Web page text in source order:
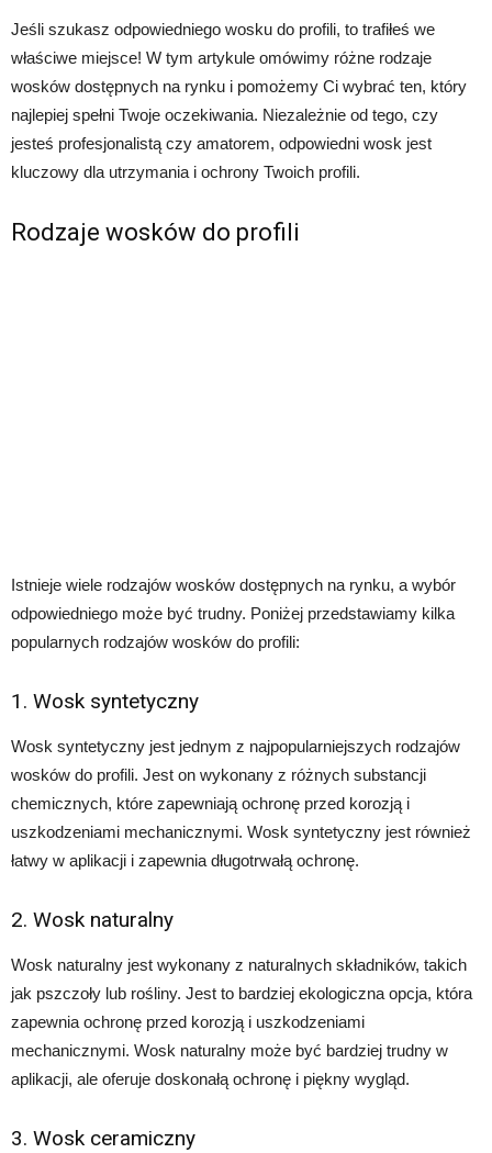
Jeśli szukasz odpowiedniego wosku do profili, to trafiłeś we
właściwe miejsce! W tym artykule omówimy różne rodzaje
wosków dostępnych na rynku i pomożemy Ci wybrać ten, który
najlepiej spełni Twoje oczekiwania. Niezależnie od tego, czy
jesteś profesjonalistą czy amatorem, odpowiedni wosk jest
kluczowy dla utrzymania i ochrony Twoich profili.
Rodzaje wosków do profili
Istnieje wiele rodzajów wosków dostępnych na rynku, a wybór
odpowiedniego może być trudny. Poniżej przedstawiamy kilka
popularnych rodzajów wosków do profili:
1. Wosk syntetyczny
Wosk syntetyczny jest jednym z najpopularniejszych rodzajów
wosków do profili. Jest on wykonany z różnych substancji
chemicznych, które zapewniają ochronę przed korozją i
uszkodzeniami mechanicznymi. Wosk syntetyczny jest również
łatwy w aplikacji i zapewnia długotrwałą ochronę.
2. Wosk naturalny
Wosk naturalny jest wykonany z naturalnych składników, takich
jak pszczoły lub rośliny. Jest to bardziej ekologiczna opcja, która
zapewnia ochronę przed korozją i uszkodzeniami
mechanicznymi. Wosk naturalny może być bardziej trudny w
aplikacji, ale oferuje doskonałą ochronę i piękny wygląd.
3. Wosk ceramiczny